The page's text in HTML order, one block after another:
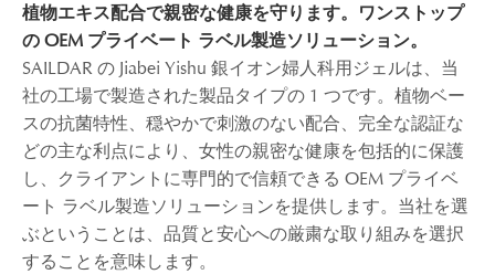
植物エキス配合で親密な健康を守ります。ワンストップ
の OEM プライベート ラベル製造ソリューション。
SAILDAR の Jiabei Yishu 銀イオン婦人科用ジェルは、当
社の工場で製造された製品タイプの 1 つです。植物ベー
スの抗菌特性、穏やかで刺激のない配合、完全な認証な
どの主な利点により、女性の親密な健康を包括的に保護
し、クライアントに専門的で信頼できる OEM プライベ
ート ラベル製造ソリューションを提供します。当社を選
ぶということは、品質と安心への厳粛な取り組みを選択
することを意味します。